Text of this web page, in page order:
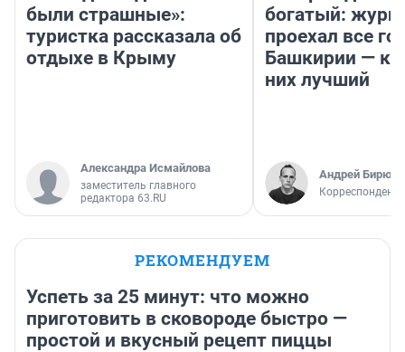
были страшные»:
туристка рассказала об
отдыхе в Крыму
Александра Исмайлова
заместитель главного
редактора 63.RU
богатый:
проехал все
Башкирии —
них лучший
Андрей
Корреспондент
РЕКОМЕНДУЕМ
Успеть за 25 минут: что можно
приготовить в сковороде быстро —
простой и вкусный рецепт пиццы